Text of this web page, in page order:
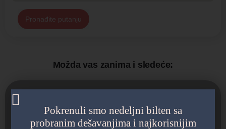
Pronađite putanju
Možda vas zanima i sledeće:
Pokrenuli smo nedeljni bilten sa
probranim dešavanjima i najkorisnijim